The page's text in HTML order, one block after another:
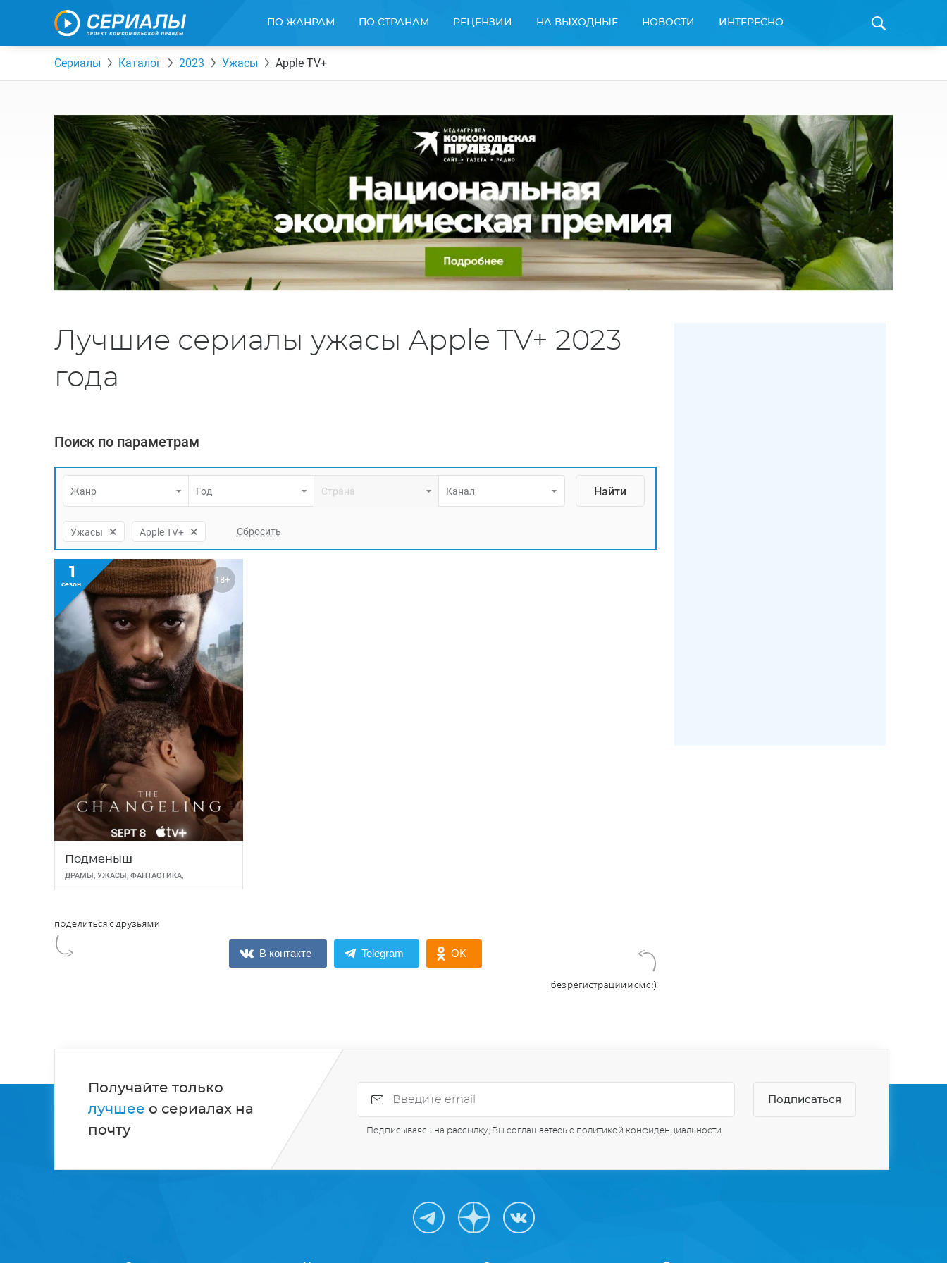
ПО ЖАНРАМ ПО СТРАНАМ РЕЦЕНЗИИ НА ВЫХОДНЫЕ НОВОСТИ ИНТЕРЕСНО
Сериалы Каталог 2023 Ужасы Apple TV+
Лучшие сериалы ужасы Apple TV+ 2023
года
Поиск по параметрам
Жанр Год Страна Канал
Ужасы × Apple TV+ ×
1
сезон 18+
Подменыш
ДРАМЫ , УЖАСЫ , ФАНТАСТИКА,
ФЭНТЕЗИ
В контакте Telegram OK
Получайте только
лучшее о сериалах на
почту
Подписываясь на рассылку, Вы соглашаетесь с политикой конфиденциальности